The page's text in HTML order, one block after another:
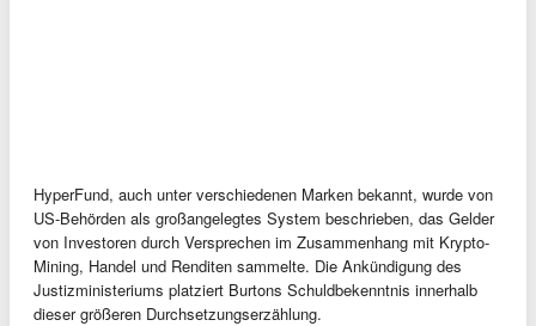
HyperFund, auch unter verschiedenen Marken bekannt, wurde von
US-Behörden als großangelegtes System beschrieben, das Gelder
von Investoren durch Versprechen im Zusammenhang mit Krypto-
Mining, Handel und Renditen sammelte. Die Ankündigung des
Justizministeriums platziert Burtons Schuldbekenntnis innerhalb
dieser größeren Durchsetzungserzählung.